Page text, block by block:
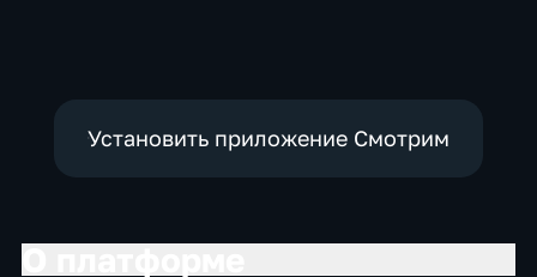
Установить приложение Смотрим